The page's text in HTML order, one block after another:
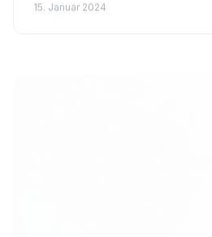
Übersicht über den Ablauf.
15. Januar 2024